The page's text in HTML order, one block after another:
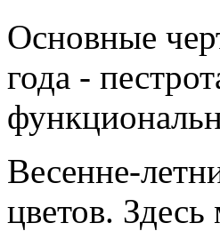
Основные
года -
Весенне-
цветов.